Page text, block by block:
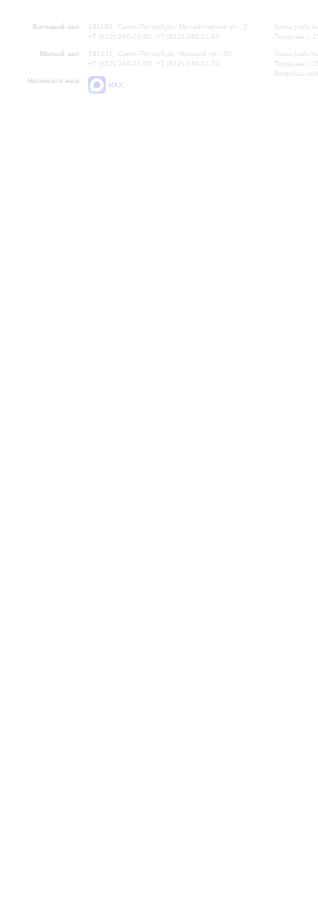
Большой зал:
191186, Санкт-Петербург, Михайловская ул., 2
+7 (812) 240-01-00, +7 (812) 240-01-80
Малый зал:
191011, Санкт-Петербург, Невский пр., 30
+7 (812) 240-01-00, +7 (812) 240-01-70
Напишите нам:
MAX
Часы
Перерыв с
Часы
Перерыв с
Вопросы